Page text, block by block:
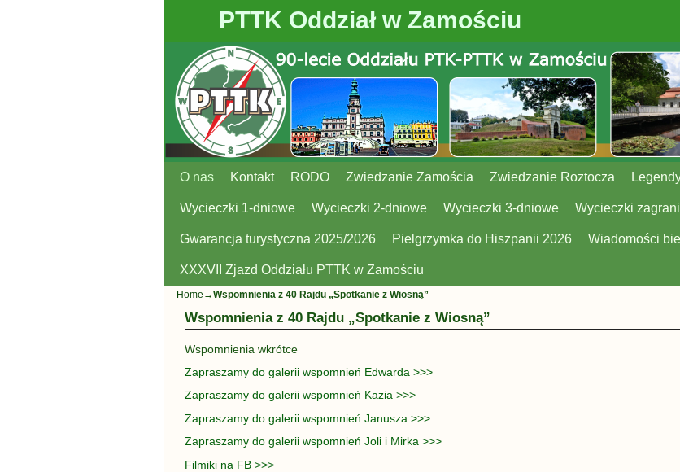
PTTK Oddział w Zamościu
Przejdź do głównej treści
Przejdź do
O nas Kontakt RODO Zwiedzanie Zamościa Zwiedzanie Roztocza
Wycieczki 1-dniowe Wycieczki 2-dniowe Wycieczki 3-dniowe Wycieczki
Gwarancja turystyczna 2025/2026 Pielgrzymka do Hiszpanii 2026 Wiadomości
XXXVII Zjazd Oddziału PTTK w Zamościu
Home →Wspomnienia z 40 Rajdu „Spotkanie z Wiosną”
Wspomnienia z 40 Rajdu „Spotkanie z Wiosną”
Wspomnienia wkrótce
Zapraszamy do galerii wspomnień Edwarda >>>
Zapraszamy do galerii wspomnień Kazia >>>
Zapraszamy do galerii wspomnień Janusza >>>
Zapraszamy do galerii wspomnień Joli i Mirka >>>
Filmiki na FB >>>